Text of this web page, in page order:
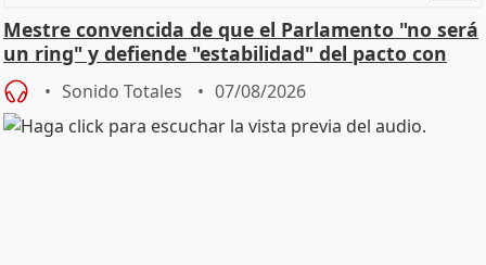
Mestre convencida de que el Parlamento "no será
un ring" y defiende "estabilidad" del pacto con
Vox
Sonido Totales 07/08/2026